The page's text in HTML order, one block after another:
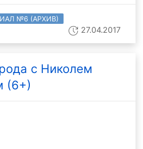
№6 (АРХИВ)
27.04.2017
с Николем
(6+)